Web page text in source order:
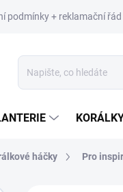
podmínky + reklamační řád
háčky Pro